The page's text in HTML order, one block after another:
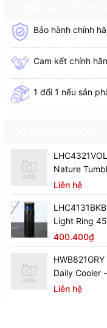
Bảo hành chính
Cam kết chính
1 đổi 1 nếu sản
Nature
Liên hệ
Light Ring
400.400₫
Daily Cooler
Liên hệ